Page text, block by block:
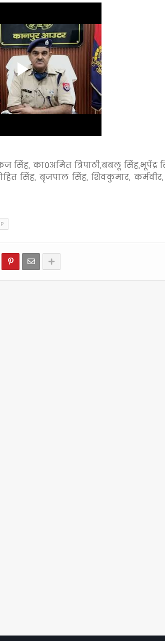
सिंह, का०अमित त्रिपाठी,बबलू सिंह,भूपेंद्र
सिंह, बृजपाल सिंह, शिवकुमार,